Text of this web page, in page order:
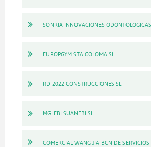
SONRIA INNOVACIONES
EUROPGYM STA COLOMA SL
RD 2022 CONSTRUCCIONES SL
MGLEBI SUANEBI SL
COMERCIAL WANG JIA BCN DE SERVICIOS